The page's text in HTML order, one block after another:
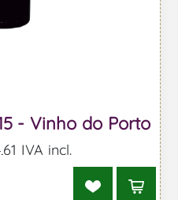
- Vinho do Porto
IVA incl.